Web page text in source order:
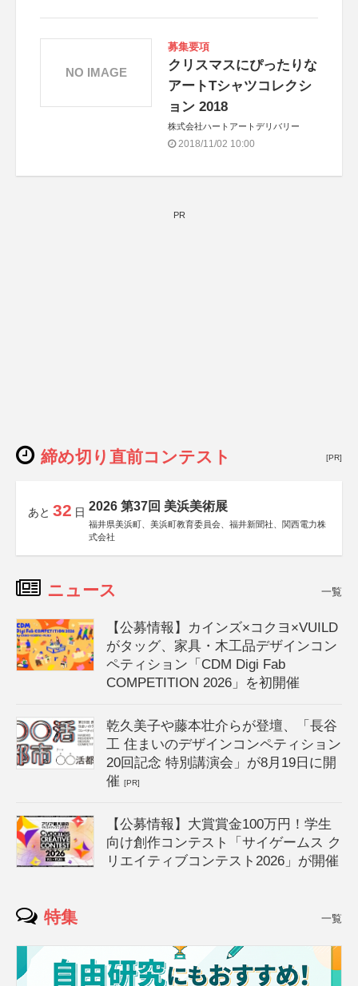
募集要項
クリスマスにぴったりな
アートTシャツコレクシ
ョン 2018
株式会社ハートアートデリバリー
2018/11/02 10:00
NO IMAGE
PR
締め切り直前コンテスト [PR]
あと 32 日 2026 第37回 美浜美術展
福井県美浜町、美浜町教育委員会、福井新聞社、関西電力株
式会社
ニュース 一覧
【公募情報】カインズ×コクヨ×VUILD
がタッグ、家具・木工品デザインコン
ペティション「CDM Digi Fab
COMPETITION 2026」を初開催
乾久美子や藤本壮介らが登壇、「長谷
工 住まいのデザインコンペティション
20回記念 特別講演会」が8月19日に開
催[PR]
【公募情報】大賞賞金100万円！学生
向け創作コンテスト「サイゲームス ク
リエイティブコンテスト2026」が開催
特集 一覧